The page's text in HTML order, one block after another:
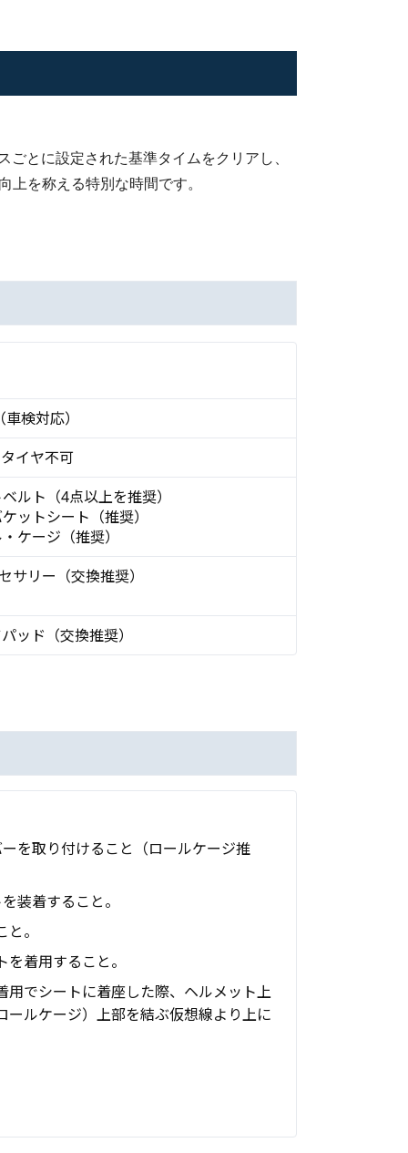
とに設定された基準タイムをクリアし、
を称える特別な時間です。
検対応）
イヤ不可
ルト（4点以上を推奨）
ットシート（推奨）
ケージ（推奨）
サリー（交換推奨）
ッド（交換推奨）
を取り付けること（ロールケージ推
装着すること。
。
着用すること。
用でシートに着座した際、ヘルメット上
ールケージ）上部を結ぶ仮想線より上に